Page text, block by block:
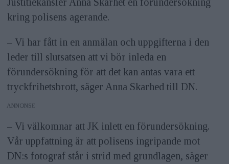
kring polisens agerande.
– Vi har fått in en anmälan och uppgifterna i den
leder till slutsatsen att vi bör inleda en
förundersökning för att det kan antas vara ett
tryckfrihetsbrott, säger Anna Skarhed till DN.
ANNONS
– Vi välkomnar att JK inlett en förundersökning.
Vår uppfattning är att polisens ingripande mot
DN:s fotograf står i strid med grundlagen, säger